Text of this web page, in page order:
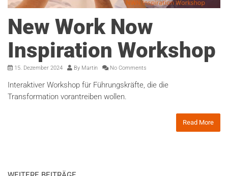
New Work Now
Inspiration Workshop
15. Dezember 2024 By Martin No Comments
Interaktiver Workshop für Führungskräfte, die die
Transformation vorantreiben wollen.
Read More